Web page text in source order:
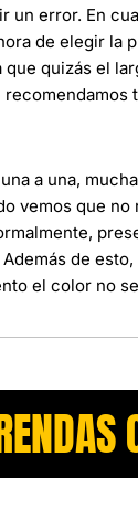
un error. En
de elegir la
que quizás el
a una,
vemos que
de
el color no